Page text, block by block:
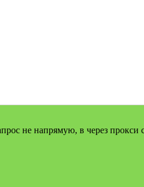
не напрямую, в через прокси